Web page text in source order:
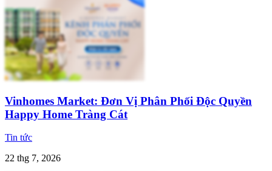
Vinhomes Market: Đơn Vị Phân Phối Độc Quyền
Happy Home Tràng Cát
Tin tức
22 thg 7, 2026